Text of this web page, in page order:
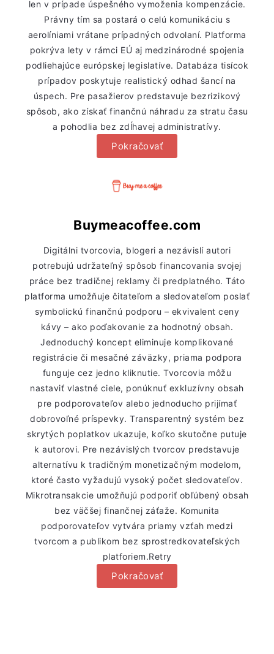
len v prípade úspešného vymoženia kompenzácie.
Právny tím sa postará o celú komunikáciu s
aerolíniami vrátane prípadných odvolaní. Platforma
pokrýva lety v rámci EÚ aj medzinárodné spojenia
podliehajúce európskej legislatíve. Databáza tisícok
prípadov poskytuje realistický odhad šancí na
úspech. Pre pasažierov predstavuje bezrizikový
spôsob, ako získať finančnú náhradu za stratu času
a pohodlia bez zdĺhavej administratívy.
Pokračovať
Buymeacoffee.com
Digitálni tvorcovia, blogeri a nezávislí autori
potrebujú udržateľný spôsob financovania svojej
práce bez tradičnej reklamy či predplatného. Táto
platforma umožňuje čitateľom a sledovateľom poslať
symbolickú finančnú podporu – ekvivalent ceny
kávy – ako poďakovanie za hodnotný obsah.
Jednoduchý koncept eliminuje komplikované
registrácie či mesačné záväzky, priama podpora
funguje cez jedno kliknutie. Tvorcovia môžu
nastaviť vlastné ciele, ponúknuť exkluzívny obsah
pre podporovateľov alebo jednoducho prijímať
dobrovoľné príspevky. Transparentný systém bez
skrytých poplatkov ukazuje, koľko skutočne putuje
k autorovi. Pre nezávislých tvorcov predstavuje
alternatívu k tradičným monetizačným modelom,
ktoré často vyžadujú vysoký počet sledovateľov.
Mikrotransakcie umožňujú podporiť obľúbený obsah
bez väčšej finančnej záťaže. Komunita
podporovateľov vytvára priamy vzťah medzi
tvorcom a publikom bez sprostredkovateľských
platforiem.Retry
Pokračovať